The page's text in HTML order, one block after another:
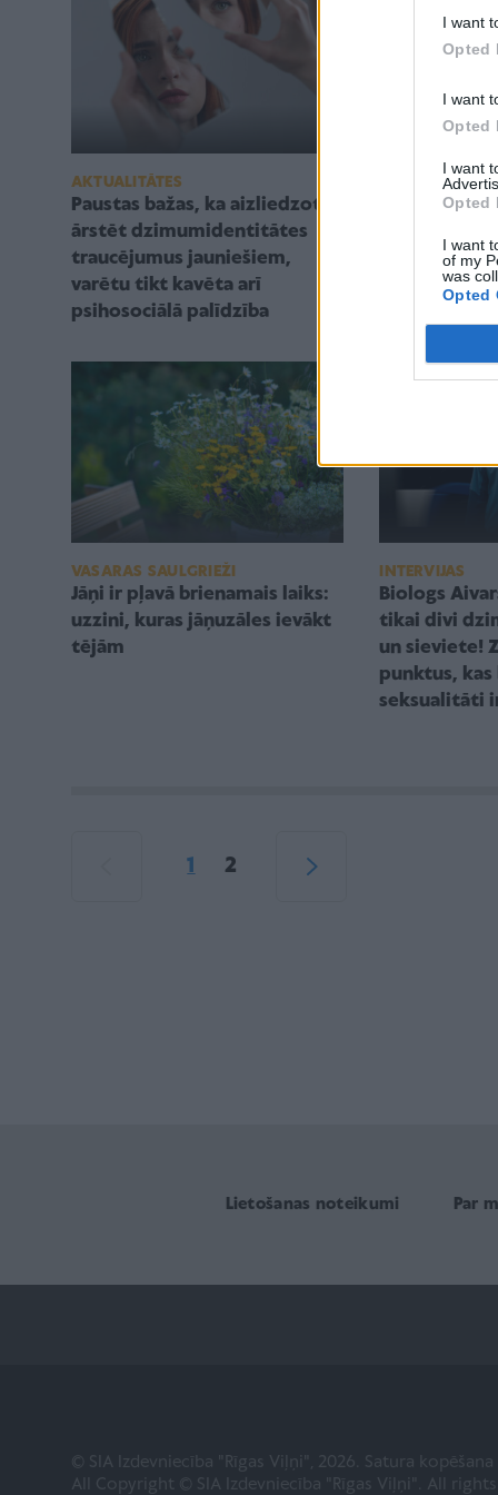
I want
Opted
I want
Opted
I want
Opted
I want
of my
was
Opted
AKTUALITĀTES
Paustas bažas, ka aizliedzot
ārstēt dzimumidentitātes
traucējumus jauniešiem,
varētu tikt kavēta arī
psihosociālā palīdzība
SKOLĒNS
Sociālie
jautājumos
VASARAS SAULGRIEŽI
Jāņi ir pļavā brienamais laiks:
uzzini, kuras jāņuzāles ievākt
tējām
INTERVIJAS
Biologs
tikai divi
un sieviete!
punktus,
seksualitāti
1 2
Lietošanas noteikumi Par
© SIA Izdevniecība "Rīgas Viļņi", 2026. Satura
All Copyright © SIA Izdevniecība "Rīgas Viļņi". All rights